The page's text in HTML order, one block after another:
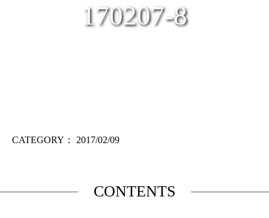
170207-8
CATEGORY： 2017/02/09
CONTENTS